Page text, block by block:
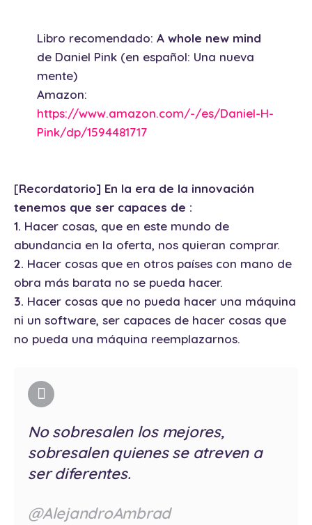
Libro recomendado: A whole new mind
de Daniel Pink (en español: Una nueva
mente)
Amazon:
https://www.amazon.com/-/es/Daniel-H-
Pink/dp/1594481717
[Recordatorio] En la era de la innovación
tenemos que ser capaces de :
1. Hacer cosas, que en este mundo de
abundancia en la oferta, nos quieran comprar.
2. Hacer cosas que en otros países con mano de
obra más barata no se pueda hacer.
3. Hacer cosas que no pueda hacer una máquina
ni un software, ser capaces de hacer cosas que
no pueda una máquina reemplazarnos.
No sobresalen los mejores,
sobresalen quienes se atreven a
ser diferentes.
@AlejandroAmbrad